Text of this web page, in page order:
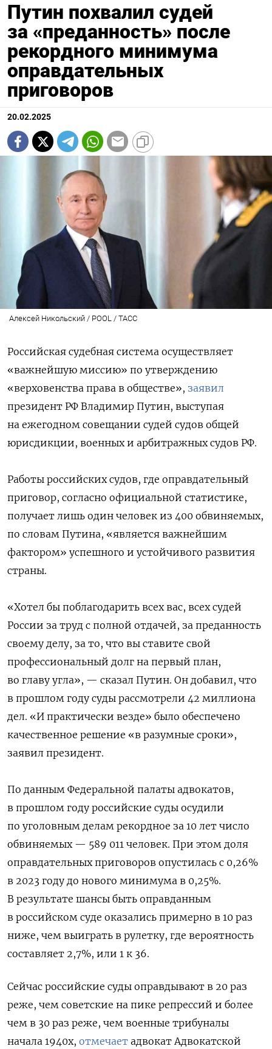
Путин похвалил судей
за «преданность» после
рекордного минимума
оправдательных
приговоров
20.02.2025
Алексей Никольский / POOL / ТАСС
Российская судебная система осуществляет
«важнейшую миссию» по утверждению
«верховенства права в обществе», заявил
президент РФ Владимир Путин, выступая
на ежегодном совещании судей судов общей
юрисдикции, военных и арбитражных судов РФ.
Работы российских судов, где оправдательный
приговор, согласно официальной статистике,
получает лишь один человек из 400 обвиняемых,
по словам Путина, «является важнейшим
фактором» успешного и устойчивого развития
страны.
«Хотел бы поблагодарить всех вас, всех судей
России за труд с полной отдачей, за преданность
своему делу, за то, что вы ставите свой
профессиональный долг на первый план,
во главу угла», — сказал Путин. Он добавил, что
в прошлом году суды рассмотрели 42 миллиона
дел. «И практически везде» было обеспечено
качественное решение «в разумные сроки»,
заявил президент.
По данным Федеральной палаты адвокатов,
в прошлом году российские суды осудили
по уголовным делам рекордное за 10 лет число
обвиняемых — 589 011 человек. При этом доля
оправдательных приговоров опустилась с 0,26%
в 2023 году до нового минимума в 0,25%.
В результате шансы быть оправданным
в российском суде оказались примерно в 10 раз
ниже, чем выиграть в рулетку, где вероятность
составляет 2,7%, или 1 к 36.
Сейчас российские суды оправдывают в 20 раз
реже, чем советские на пике репрессий и более
чем в 30 раз реже, чем военные трибуналы
начала 1940х, отмечает адвокат Адвокатской